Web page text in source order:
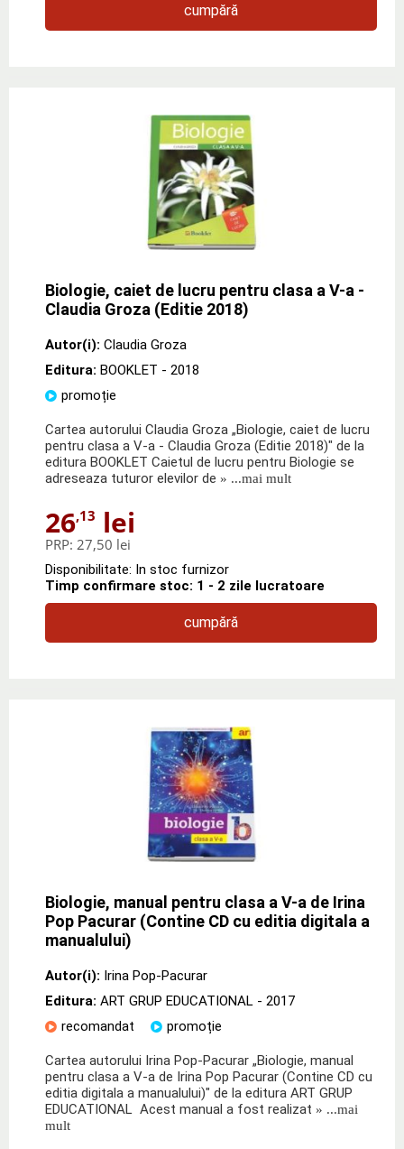
cumpără
Biologie, caiet de lucru pentru clasa a V-a -
Claudia Groza (Editie 2018)
Autor(i): Claudia Groza
Editura: BOOKLET - 2018
promoție
Cartea autorului Claudia Groza „Biologie, caiet de lucru
pentru clasa a V-a - Claudia Groza (Editie 2018)" de la
editura BOOKLET Caietul de lucru pentru Biologie se
adreseaza tuturor elevilor de » ...mai mult
26,13 lei
PRP: 27,50 lei
Disponibilitate: In stoc furnizor
Timp confirmare stoc: 1 - 2 zile lucratoare
cumpără
Biologie, manual pentru clasa a V-a de Irina
Pop Pacurar (Contine CD cu editia digitala a
manualului)
Autor(i): Irina Pop-Pacurar
Editura: ART GRUP EDUCATIONAL - 2017
recomandat
promoție
Cartea autorului Irina Pop-Pacurar „Biologie, manual
pentru clasa a V-a de Irina Pop Pacurar (Contine CD cu
editia digitala a manualului)" de la editura ART GRUP
EDUCATIONAL Acest manual a fost realizat » ...mai
mult